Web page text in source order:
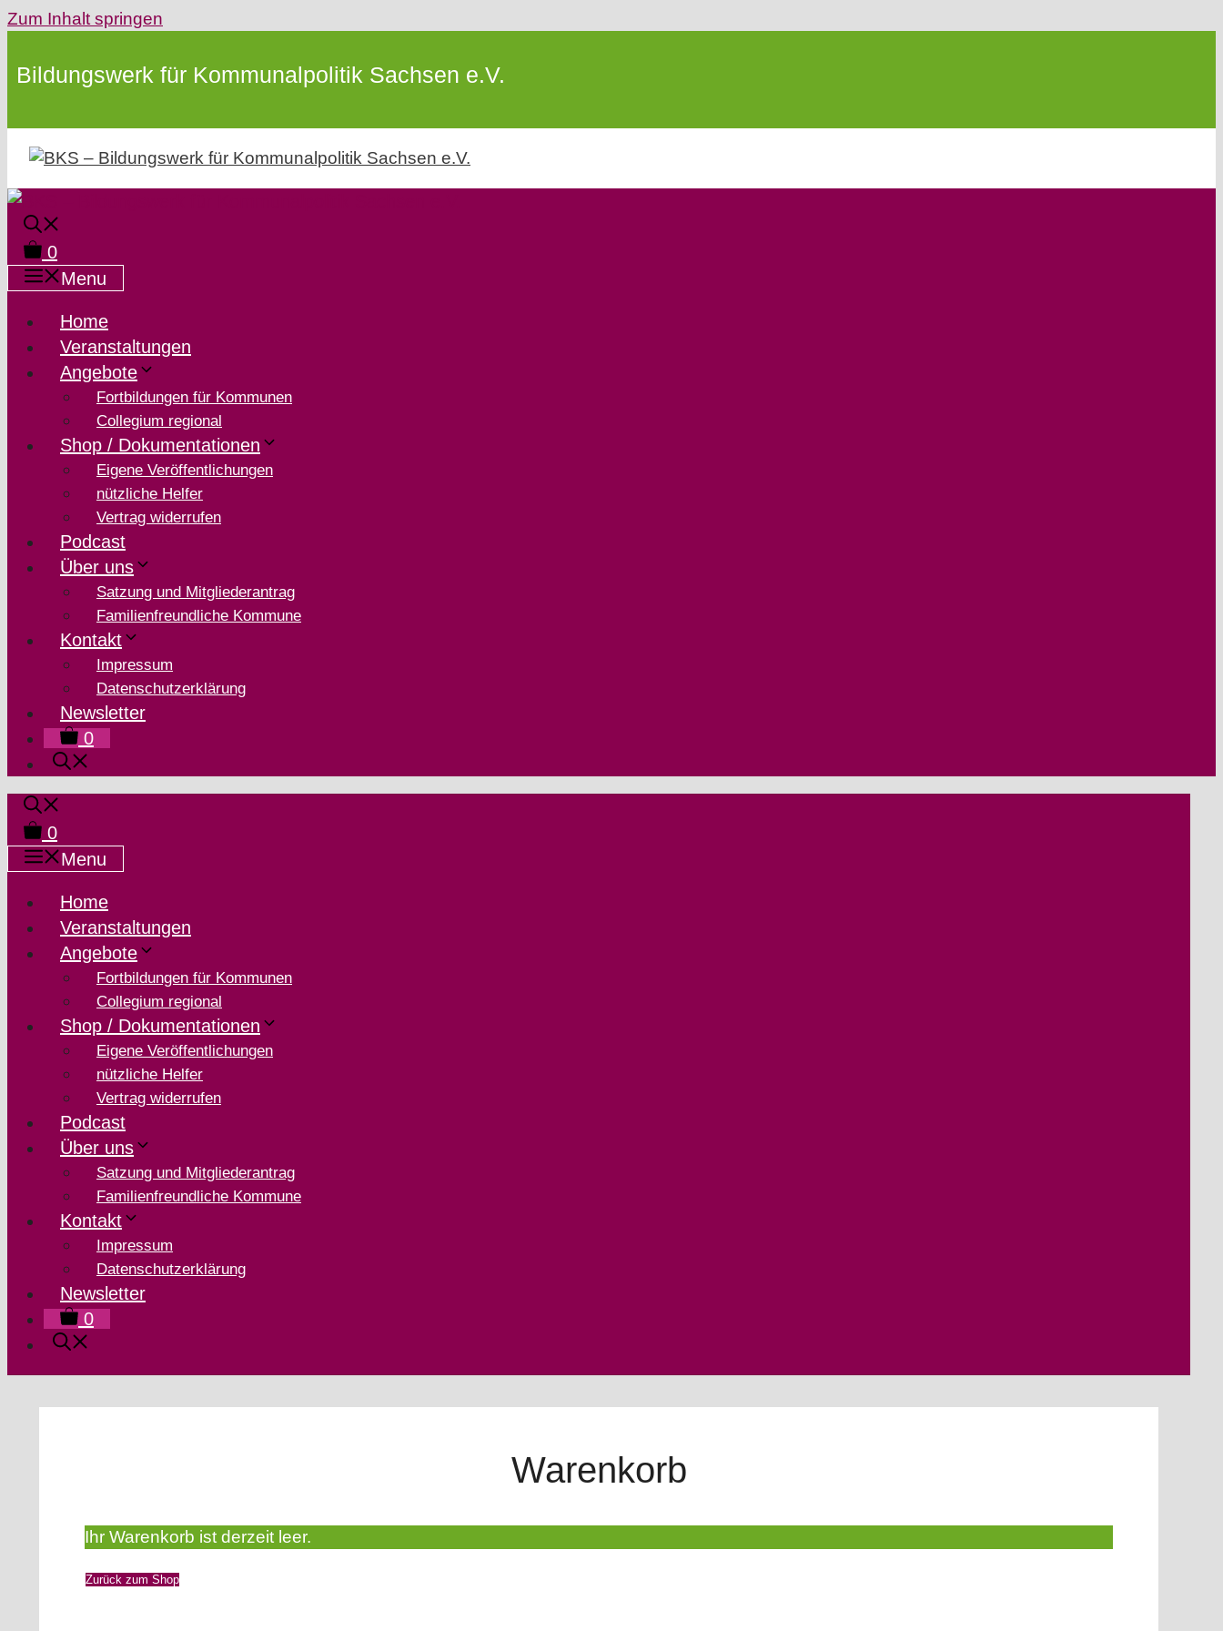
Zum Inhalt springen
Bildungswerk für Kommunalpolitik Sachsen e.V.
0
Menu
Home
Veranstaltungen
Angebote
Fortbildungen für Kommunen
Collegium regional
Shop / Dokumentationen
Eigene Veröffentlichungen
nützliche Helfer
Vertrag widerrufen
Podcast
Über uns
Satzung und Mitgliederantrag
Familienfreundliche Kommune
Kontakt
Impressum
Datenschutzerklärung
Newsletter
0
0
Menu
Home
Veranstaltungen
Angebote
Fortbildungen für Kommunen
Collegium regional
Shop / Dokumentationen
Eigene Veröffentlichungen
nützliche Helfer
Vertrag widerrufen
Podcast
Über uns
Satzung und Mitgliederantrag
Familienfreundliche Kommune
Kontakt
Impressum
Datenschutzerklärung
Newsletter
0
Warenkorb
Ihr Warenkorb ist derzeit leer.
Zurück zum Shop